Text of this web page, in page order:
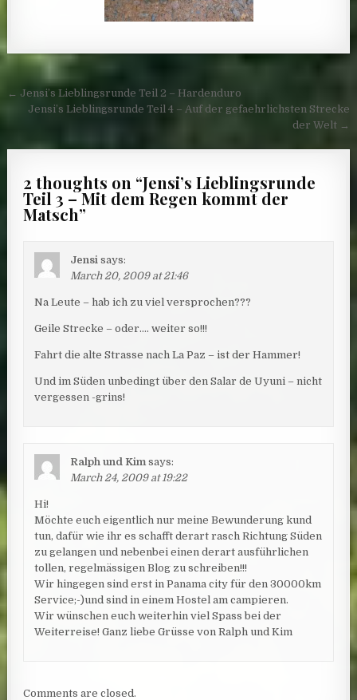
Post navigation
← Jensi’s Lieblingsrunde Teil 2 – Hardenduro
Jensi’s Lieblingsrunde Teil 4 – Auf der gefaehrlichsten Strecke
der Welt →
2 thoughts on “Jensi’s Lieblingsrunde
Teil 3 – Mit dem Regen kommt der
Matsch”
Jensi says:
March 20, 2009 at 21:46
Na Leute – hab ich zu viel versprochen???
Geile Strecke – oder…. weiter so!!!
Fahrt die alte Strasse nach La Paz – ist der Hammer!
Und im Süden unbedingt über den Salar de Uyuni – nicht
vergessen -grins!
Ralph und Kim says:
March 24, 2009 at 19:22
Hi!
Möchte euch eigentlich nur meine Bewunderung kund
tun, dafür wie ihr es schafft derart rasch Richtung Süden
zu gelangen und nebenbei einen derart ausführlichen
tollen, regelmässigen Blog zu schreiben!!!
Wir hingegen sind erst in Panama city für den 30000km
Service;-)und sind in einem Hostel am campieren.
Wir wünschen euch weiterhin viel Spass bei der
Weiterreise! Ganz liebe Grüsse von Ralph und Kim
Comments are closed.